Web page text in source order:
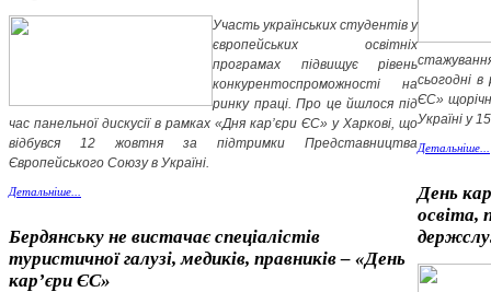
Участь українських студентів у
європейських освітніх
програмах підвищує рівень
конкурентоспроможності на
ринку праці. Про це йшлося під
час панельної дискусії в рамках «Дня кар’єри ЄС» у Харкові, що
відбувся 12 жовтня за підтримки Представництва
Європейського Союзу в Україні.
Детальніше...
Бердянську не вистачає спеціалістів
туристичної галузі, медиків, правників – «День
кар’єри ЄС»
сьогодні
ЄС»
Україні у
Детальніше...
День
освіта,